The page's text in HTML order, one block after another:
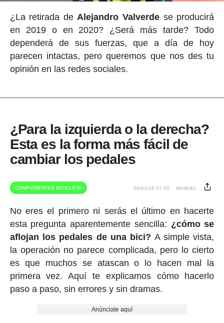
¿La retirada deAlejandro Valverde se producirá
en 2019 o en 2020? ¿Será más tarde? Todo
dependerá de sus fuerzas, que a día de hoy
parecen intactas, pero queremos que nos des tu
opinión en las redes sociales.
¿Para la izquierda o la derecha?
Esta es la forma más fácil de
cambiar los pedales
COMPONENTES BICICLETA 08/01/26 07:00 MANUEL
No eres el primero ni serás el último en hacerte
esta pregunta aparentemente sencilla: ¿cómo se
aflojan los pedales de una bici? A simple vista,
la operación no parece complicada, pero lo cierto
es que muchos se atascan o lo hacen mal la
primera vez. Aquí te explicamos cómo hacerlo
paso a paso, sin errores y sin dramas.
Anúnciate aquí